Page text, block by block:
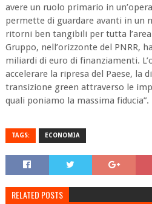
avere un ruolo primario in
permette di guardare avanti in un
ritorni ben tangibili per tutta
Gruppo, nell’orizzonte del PNRR,
miliardi di euro di finanziamenti.
accelerare la ripresa del Paese, la
transizione green attraverso le
quali poniamo la massima fiducia”.
TAGS: ECONOMIA
RELATED POSTS